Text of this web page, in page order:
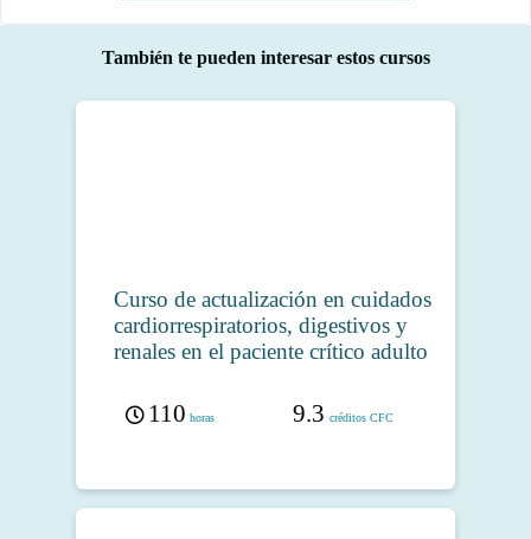
También te pueden interesar estos cursos
Curso de actualización en cuidados
cardiorrespiratorios, digestivos y
renales en el paciente crítico adulto
110 horas 9.3 créditos CFC